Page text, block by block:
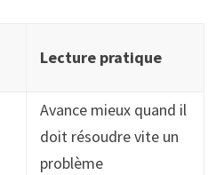
Lecture pratique
Avance mieux quand il
doit résoudre vite un
problème